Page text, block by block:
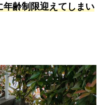
齢制限迎えてしまい